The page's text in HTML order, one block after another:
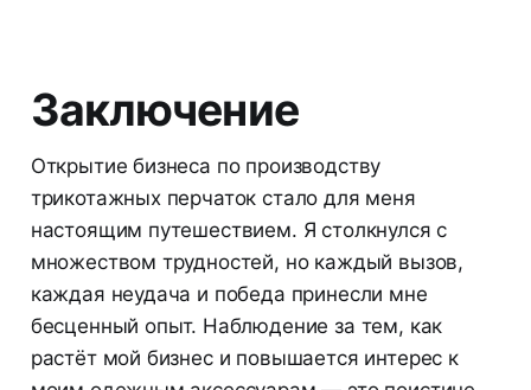
Заключение
Открытие бизнеса по производству
трикотажных перчаток стало для меня
настоящим путешествием. Я столкнулся с
множеством трудностей, но каждый вызов,
каждая неудача и победа принесли мне
бесценный опыт. Наблюдение за тем, как
растёт мой бизнес и повышается интерес к